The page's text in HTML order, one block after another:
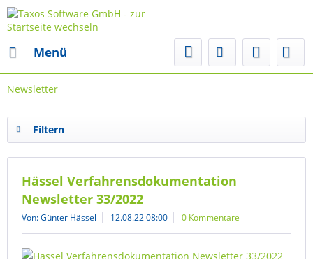
Menü
Newsletter
Filtern
Hässel Verfahrensdokumentation
Newsletter 33/2022
Von: Günter Hässel 12.08.22 08:00 0 Kommentare